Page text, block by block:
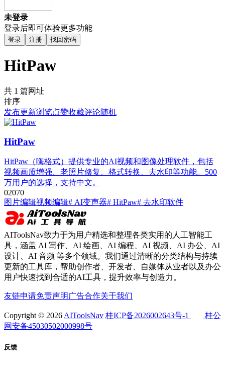
未登录
登录后即可体验更多功能
登录 注册 找回密码
HitPaw
共 1 篇网址
排序
发布更新浏览点赞收藏评论随机
HitPaw
HitPaw（嗨格式）提供专业的AI视频和图像处理软件，包括
视频画质增强、老照片修复、格式转换、去水印等功能。500
万用户的选择，支持中文。
02070
图片编辑视频编辑# AI变声器# HitPaw# 去水印软件
AIToolsNav致力于为用户精选和整理各类实用的人工智能工
具，涵盖 AI 写作、AI 绘画、AI 编程、AI 视频、AI 办公、AI
设计、AI 音频 等多个领域。我们通过清晰的分类结构与持续
更新的工具库，帮助创作者、开发者、自媒体从业者以及办公
用户快速找到合适的AI工具，提升效率与创造力。
友链申请免责声明 广告合作关于我们
Copyright © 2026 AIToolsNav 桂ICP备2026002643号-1
桂公
网安备45030502000998号
反馈